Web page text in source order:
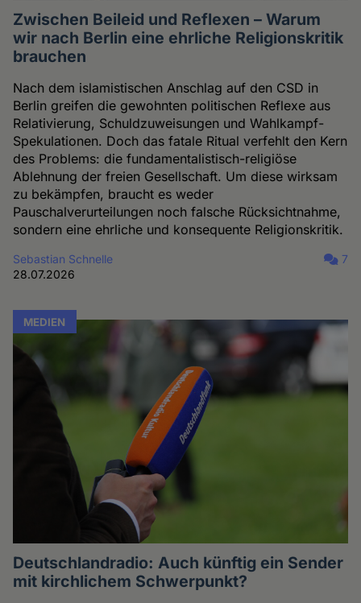
Zwischen Beileid und Reflexen – Warum
wir nach Berlin eine ehrliche Religionskritik
brauchen
Nach dem islamistischen Anschlag auf den CSD in
Berlin greifen die gewohnten politischen Reflexe aus
Relativierung, Schuldzuweisungen und Wahlkampf-
Spekulationen. Doch das fatale Ritual verfehlt den Kern
des Problems: die fundamentalistisch-religiöse
Ablehnung der freien Gesellschaft. Um diese wirksam
zu bekämpfen, braucht es weder
Pauschalverurteilungen noch falsche Rücksichtnahme,
sondern eine ehrliche und konsequente Religionskritik.
Sebastian Schnelle
28.07.2026
7
MEDIEN
Deutschlandradio: Auch künftig ein Sender
mit kirchlichem Schwerpunkt?